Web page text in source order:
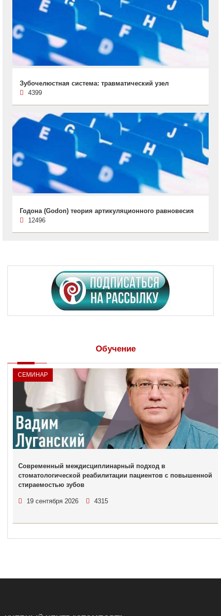
Зубочелюстная система: травматический узел
4399
Годона (Godon) теория артикуляционного равновесия
12496
Обучение
СЕМИНАР
Современный междисциплинарный подход в
стоматологической реабилитации пациентов с повышенной
стираемостью зубов
19 сентября 2026 4315